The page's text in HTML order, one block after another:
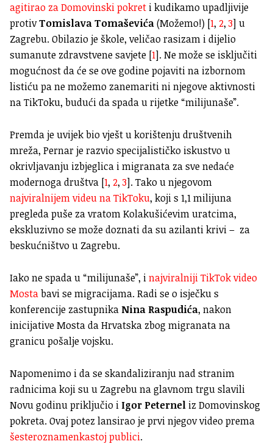
agitirao za Domovinski pokret i kudikamo upadljivije
protivTomislava Tomaševića(Možemo!) [1, 2, 3] u
Zagrebu. Obilazio je škole, veličao rasizam i dijelio
sumanute zdravstvene savjete [1]. Ne može se isključiti
mogućnost da će se ove godine pojaviti na izbornom
listiću pa ne možemo zanemariti ni njegove aktivnosti
na TikToku, budući da spada u rijetke “milijunaše”.
Premda je uvijek bio vješt u korištenju društvenih
mreža, Pernar je razvio specijalističko iskustvo u
okrivljavanju izbjeglica i migranata za sve nedaće
modernoga društva [1, 2, 3]. Tako u njegovom
najviralnijem videu na TikToku, koji s 1,1 milijuna
pregleda puše za vratom Kolakušićevim uratcima,
ekskluzivno se može doznati da su azilanti krivi – za
beskućništvo u Zagrebu.
Iako ne spada u “milijunaše”, inajviralniji TikTok video
Mostabavi se migracijama. Radi se o isječku s
konferencije zastupnika Nina Raspudića, nakon
inicijative Mosta da Hrvatska zbog migranata na
granicu pošalje vojsku.
Napomenimo i da se skandaliziranju nad stranim
radnicima koji su u Zagrebu na glavnom trgu slavili
Novu godinu priključio i Igor Peternel iz Domovinskog
pokreta. Ovaj potez lansirao je prvi njegov video prema
šesteroznamenkastoj publici.